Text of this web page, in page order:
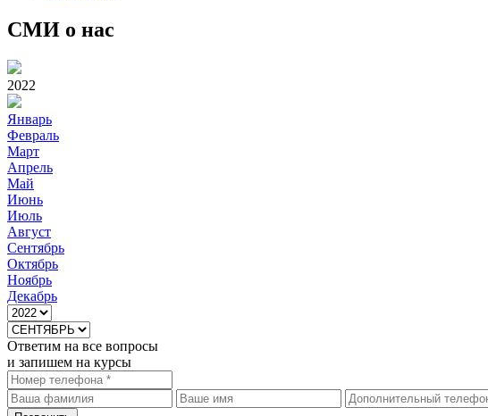
СМИ о нас
2022
Январь
Февраль
Март
Апрель
Май
Июнь
Июль
Август
Сентябрь
Октябрь
Ноябрь
Декабрь
Ответим на все вопросы
и запишем на курсы